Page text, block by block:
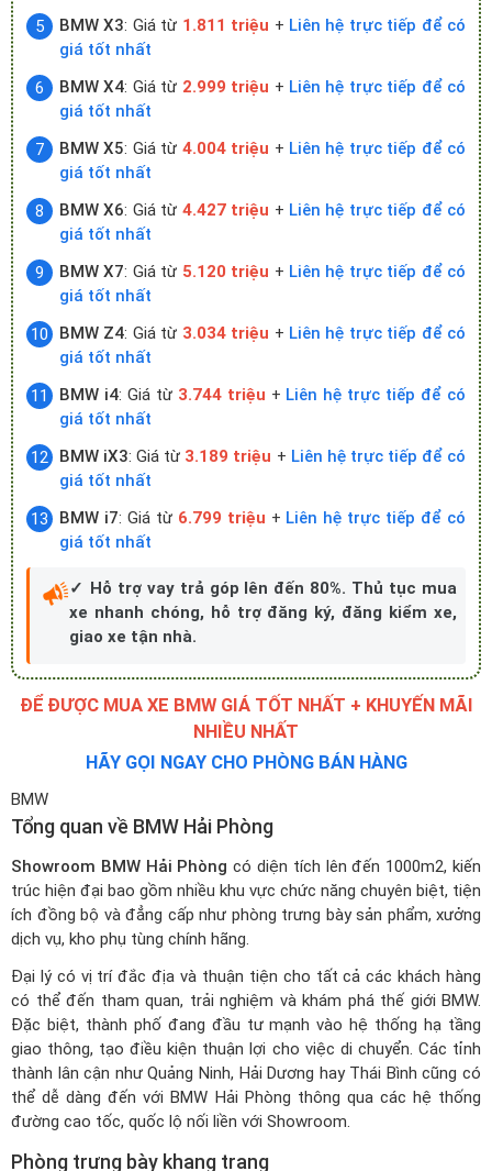
BMW X3: Giá từ 1.811 triệu + Liên hệ trực tiếp để có
giá tốt nhất
BMW X4: Giá từ 2.999 triệu + Liên hệ trực tiếp để có
giá tốt nhất
BMW X5: Giá từ 4.004 triệu + Liên hệ trực tiếp để có
giá tốt nhất
BMW X6: Giá từ 4.427 triệu + Liên hệ trực tiếp để có
giá tốt nhất
BMW X7: Giá từ 5.120 triệu + Liên hệ trực tiếp để có
giá tốt nhất
BMW Z4: Giá từ 3.034 triệu + Liên hệ trực tiếp để có
giá tốt nhất
BMW i4: Giá từ 3.744 triệu + Liên hệ trực tiếp để có
giá tốt nhất
BMW iX3: Giá từ 3.189 triệu + Liên hệ trực tiếp để có
giá tốt nhất
BMW i7: Giá từ 6.799 triệu + Liên hệ trực tiếp để có
giá tốt nhất
✓ Hỗ trợ vay trả góp lên đến 80%. Thủ tục mua
xe nhanh chóng, hỗ trợ đăng ký, đăng kiểm xe,
giao xe tận nhà.
ĐỂ ĐƯỢC MUA XE BMW GIÁ TỐT NHẤT + KHUYẾN MÃI
NHIỀU NHẤT
HÃY GỌI NGAY CHO PHÒNG BÁN HÀNG
BMW
Tổng quan về BMW Hải Phòng
Showroom BMW Hải Phòng có diện tích lên đến 1000m2, kiến
trúc hiện đại bao gồm nhiều khu vực chức năng chuyên biệt, tiện
ích đồng bộ và đẳng cấp như phòng trưng bày sản phẩm, xưởng
dịch vụ, kho phụ tùng chính hãng.
Đại lý có vị trí đắc địa và thuận tiện cho tất cả các khách hàng
có thể đến tham quan, trải nghiệm và khám phá thế giới BMW.
Đặc biệt, thành phố đang đầu tư mạnh vào hệ thống hạ tầng
giao thông, tạo điều kiện thuận lợi cho việc di chuyển. Các tỉnh
thành lân cận như Quảng Ninh, Hải Dương hay Thái Bình cũng có
thể dễ dàng đến với BMW Hải Phòng thông qua các hệ thống
đường cao tốc, quốc lộ nối liền với Showroom.
Phòng trưng bày khang trang